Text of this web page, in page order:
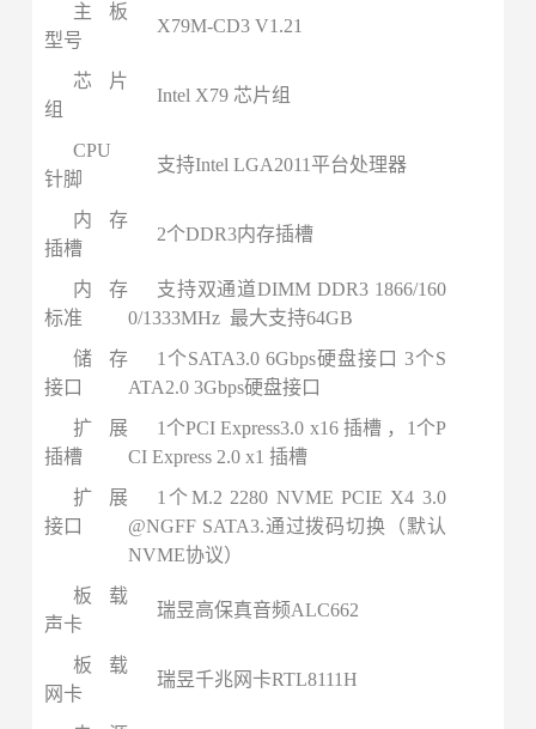
主板
型号
X79M-CD3 V1.21
芯片
组
Intel X79 芯片组
CPU
针脚
支持Intel LGA2011平台处理器
内存
插槽
2个DDR3内存插槽
内存
标准
支持双通道DIMM DDR3 1866/160
0/1333MHz 最大支持64GB
储存
接口
1个SATA3.0 6Gbps硬盘接口 3个S
ATA2.0 3Gbps硬盘接口
扩展
插槽
1个PCI Express3.0 x16 插槽 ，1个P
CI Express 2.0 x1 插槽
扩展
接口
1个M.2 2280 NVME PCIE X4 3.0
@NGFF SATA3.通过拨码切换（默认
NVME协议）
板载
声卡
瑞昱高保真音频ALC662
板载
网卡
瑞昱千兆网卡RTL8111H